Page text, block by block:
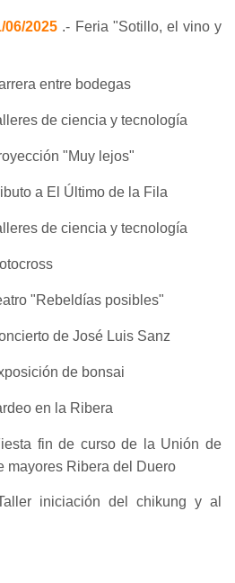
06/2025 .- Feria "Sotillo, el vino y
entre bodegas
de ciencia y tecnología
"Muy lejos"
a El Último de la Fila
de ciencia y tecnología
"Rebeldías posibles"
de José Luis Sanz
de bonsai
en la Ribera
fin de curso de la Unión de
mayores Ribera del Duero
iniciación del chikung y al